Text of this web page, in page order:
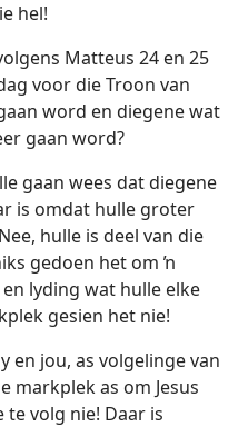
hel!
Matteus 24 en 25
voor die Troon van
word en diegene wat
gaan word?
gaan wees dat diegene
is omdat hulle groter
hulle is deel van die
gedoen het om ŉ
lyding wat hulle elke
gesien het nie!
en jou, as volgelinge van
markplek as om Jesus
te volg nie! Daar is